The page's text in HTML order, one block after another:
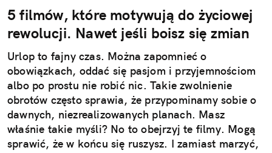
5 filmów, które motywują do życiowej
rewolucji. Nawet jeśli boisz się zmian
Urlop to fajny czas. Można zapomnieć o
obowiązkach, oddać się pasjom i przyjemnościom
albo po prostu nie robić nic. Takie zwolnienie
obrotów często sprawia, że przypominamy sobie o
dawnych, niezrealizowanych planach. Masz
właśnie takie myśli? No to obejrzyj te filmy. Mogą
sprawić, że w końcu się ruszysz. I zamiast marzyć,